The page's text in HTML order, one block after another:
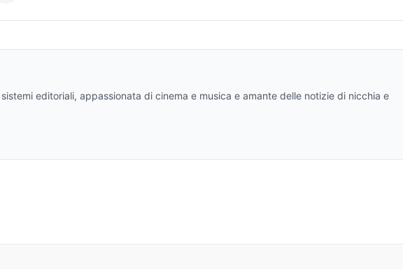
editoriali, appassionata di cinema e musica e amante delle notizie di nicchia e